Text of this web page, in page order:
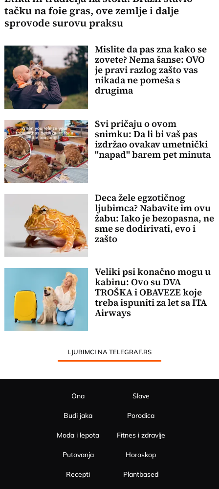
tačku na foie gras, ove zemlje i dalje
sprovode surovu praksu
Mislite da pas zna kako se
zovete? Nema šanse: OVO
je pravi razlog zašto vas
nikada ne pomeša s
drugima
Svi pričaju o ovom
snimku: Da li bi vaš pas
izdržao ovakav umetnički
"napad" barem pet minuta
Deca žele egzotičnog
ljubimca? Nabavite im ovu
žabu: Iako je bezopasna, ne
sme se dodirivati, evo i
zašto
Veliki psi konačno mogu u
kabinu: Ovo su DVA
TROŠKA i OBAVEZE koje
treba ispuniti za let sa ITA
Airways
LJUBIMCI NA TELEGRAF.RS
Ona
Budi jaka
Moda i lepota
Slave
Porodica
Fitnes i zdravlje
Putovanja
Recepti
Horoskop
Plantbased